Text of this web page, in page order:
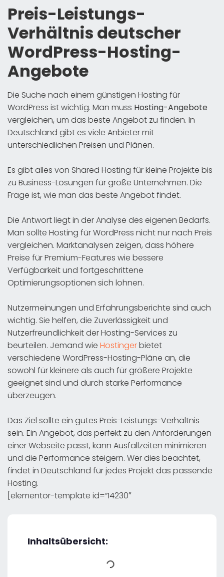
Preis-Leistungs-
Verhältnis deutscher
WordPress-Hosting-
Angebote
Die Suche nach einem günstigen Hosting für
WordPress ist wichtig. Man muss Hosting-Angebote
vergleichen, um das beste Angebot zu finden. In
Deutschland gibt es viele Anbieter mit
unterschiedlichen Preisen und Plänen.
Es gibt alles von Shared Hosting für kleine Projekte bis
zu Business-Lösungen für große Unternehmen. Die
Frage ist, wie man das beste Angebot findet.
Die Antwort liegt in der Analyse des eigenen Bedarfs.
Man sollte Hosting für WordPress nicht nur nach Preis
vergleichen. Marktanalysen zeigen, dass höhere
Preise für Premium-Features wie bessere
Verfügbarkeit und fortgeschrittene
Optimierungsoptionen sich lohnen.
Nutzermeinungen und Erfahrungsberichte sind auch
wichtig. Sie helfen, die Zuverlässigkeit und
Nutzerfreundlichkeit der Hosting-Services zu
beurteilen. Jemand wie Hostingerbietet
verschiedene WordPress-Hosting-Pläne an, die
sowohl für kleinere als auch für größere Projekte
geeignet sind und durch starke Performance
überzeugen.
Das Ziel sollte ein gutes Preis-Leistungs-Verhältnis
sein. Ein Angebot, das perfekt zu den Anforderungen
einer Webseite passt, kann Ausfallzeiten minimieren
und die Performance steigern. Wer dies beachtet,
findet in Deutschland für jedes Projekt das passende
Hosting.
[elementor-template id=“14230″
Inhaltsübersicht: